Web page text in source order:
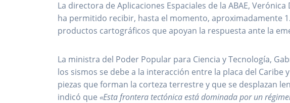
La directora de Aplicaciones Espaciales de la ABAE,
ha permitido recibir, hasta el momento, aproximadamente
productos cartográficos que apoyan la respuesta ante la
La ministra del Poder Popular para Ciencia y Tecnología,
los sismos se debe a la interacción entre la placa del Caribe
piezas que forman la corteza terrestre y que se desplazan
indicó que «Esta frontera tectónica está dominada por un